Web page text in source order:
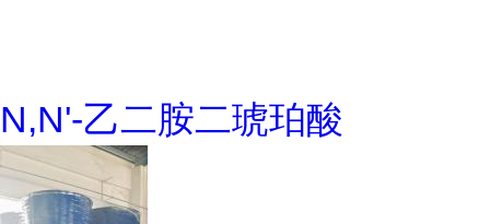
N,N'-乙二胺二琥珀酸